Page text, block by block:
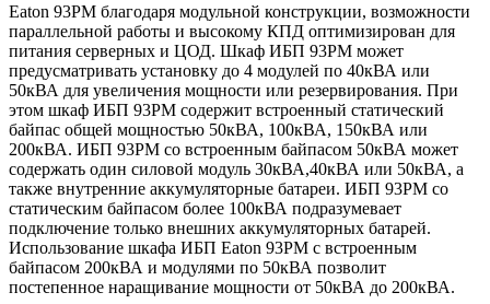
Eaton 93PM благодаря модульной конструкции, возможности
параллельной работы и высокому КПД оптимизирован для
питания серверных и ЦОД. Шкаф ИБП 93PM может
предусматривать установку до 4 модулей по 40кВА или
50кВА для увеличения мощности или резервирования. При
этом шкаф ИБП 93PM содержит встроенный статический
байпас общей мощностью 50кВА, 100кВА, 150кВА или
200кВА. ИБП 93PM со встроенным байпасом 50кВА может
содержать один силовой модуль 30кВА,40кВА или 50кВА, а
также внутренние аккумуляторные батареи. ИБП 93PM со
статическим байпасом более 100кВА подразумевает
подключение только внешних аккумуляторных батарей.
Использование шкафа ИБП Eaton 93PM c встроенным
байпасом 200кВА и модулями по 50кВА позволит
постепенное наращивание мощности от 50кВА до 200кВА.